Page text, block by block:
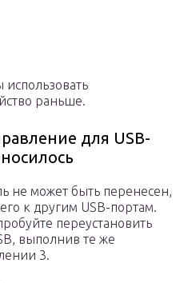
раньше.
для USB-
не может быть перенесен,
к другим USB-портам.
переустановить
выполнив те же
3.